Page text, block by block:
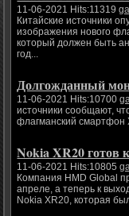
11-06-2021 Hits:11319
Китайские источники
изображения нового
который должен быть
год...
Долгожданный
11-06-2021 Hits:10700
источники сообщают,
флагманский смартфон
Nokia XR20 готов
11-06-2021 Hits:10805
Компания HMD Global
апреле, а теперь к
Nokia XR20, которая